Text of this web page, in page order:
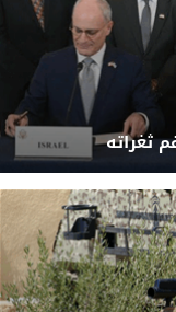
ثغراته